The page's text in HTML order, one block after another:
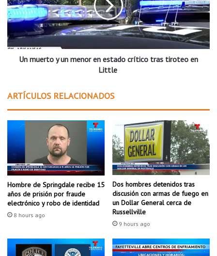
0
2
6
:
e
s
l
o
u
e
d
e
b
s
a
e
r
t
o
y
n
o
r
n
e
s
t
a
d
o
c
Un muerto y un menor en estado crítico tras tiroteo en
Little
ARTÍCULOS RELACIONADOS
Hombre de Springdale recibe 15
años de prisión por fraude
electrónico y robo de identidad
8 hours ago
Dos hombres detenidos tras
discusión con armas de fuego en
un Dollar General cerca de
Russellville
9 hours ago